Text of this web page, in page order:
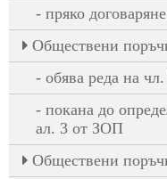
пряко договаряне
Oбществени
обява реда на
покана до
ал. 3 от ЗОП
Oбществени